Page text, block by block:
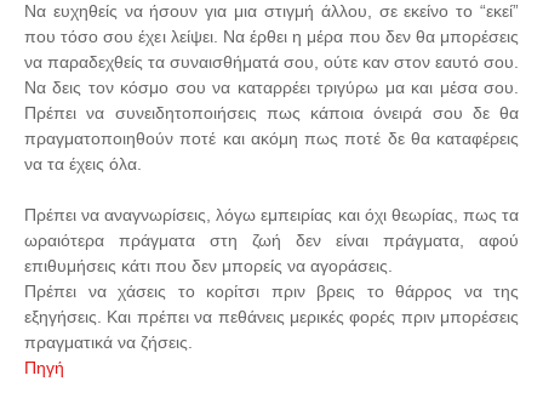
Να ευχηθείς να ήσουν για μια στιγμή άλλου, σε εκείνο το “εκεί”
που τόσο σου έχει λείψει. Να έρθει η μέρα που δεν θα μπορέσεις
να παραδεχθείς τα συναισθήματά σου, ούτε καν στον εαυτό σου.
Να δεις τον κόσμο σου να καταρρέει τριγύρω μα και μέσα σου.
Πρέπει να συνειδητοποιήσεις πως κάποια όνειρά σου δε θα
πραγματοποιηθούν ποτέ και ακόμη πως ποτέ δε θα καταφέρεις
να τα έχεις όλα.
Πρέπει να αναγνωρίσεις, λόγω εμπειρίας και όχι θεωρίας, πως τα
ωραιότερα πράγματα στη ζωή δεν είναι πράγματα, αφού
επιθυμήσεις κάτι που δεν μπορείς να αγοράσεις.
Πρέπει να χάσεις το κορίτσι πριν βρεις το θάρρος να της
εξηγήσεις. Και πρέπει να πεθάνεις μερικές φορές πριν μπορέσεις
πραγματικά να ζήσεις.
Πηγή